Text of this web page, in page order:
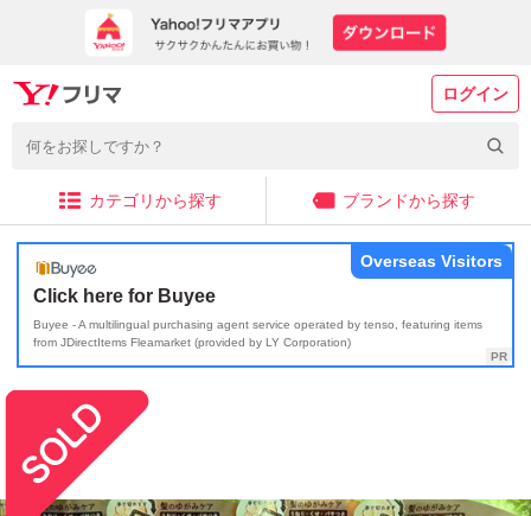
ログイン
カテゴリから探す ブランドから探す
Click here for Buyee
Buyee - A multilingual purchasing agent service operated by tenso, featuring items
from JDirectItems Fleamarket (provided by LY Corporation)
Overseas Visitors